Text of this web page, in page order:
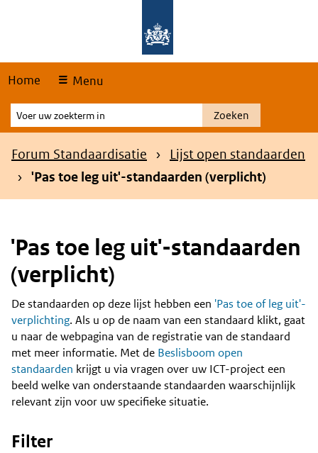
Home Menu
Voer
uw
zoekterm
Zoeken
Kruimelpad
Forum Standaardisatie
Lijst open standaarden
'Pas toe leg uit'-standaarden (verplicht)
'Pas toe leg uit'-standaarden
(verplicht)
Content
De standaarden op deze lijst hebben een 'Pas toe of leg uit'-
verplichting. Als u op de naam van een standaard klikt, gaat
u naar de webpagina van de registratie van de standaard
met meer informatie. Met de Beslisboom open
standaarden krijgt u via vragen over uw ICT-project een
beeld welke van onderstaande standaarden waarschijnlijk
relevant zijn voor uw specifieke situatie.
Filter